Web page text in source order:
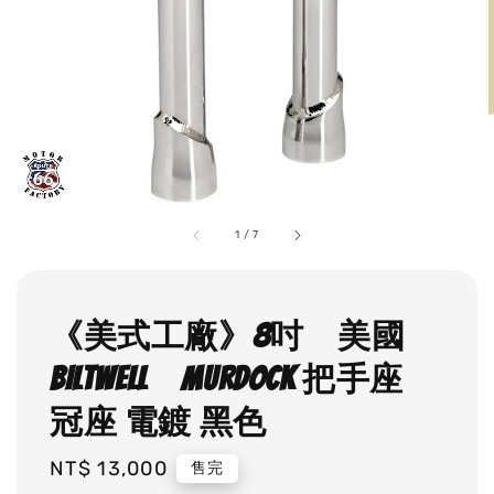
1 /7
《美式工廠》8吋 美國
BILTWELL MURDOCK 把手座
冠座 電鍍 黑色
Regular
NT$ 13,000 售完